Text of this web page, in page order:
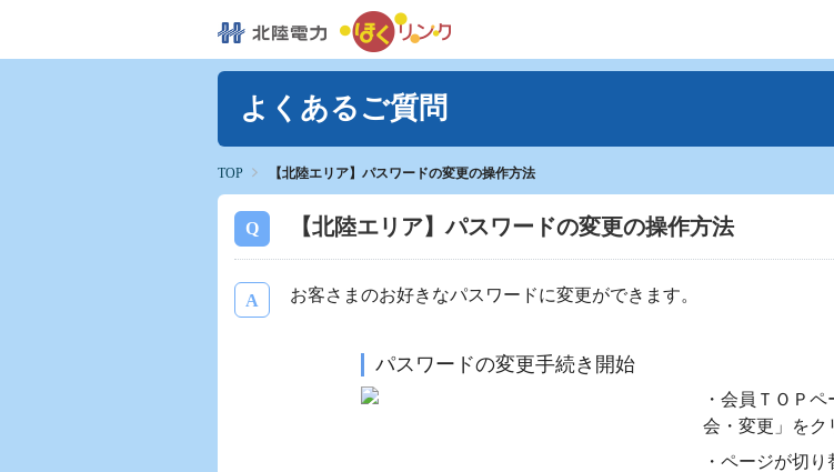
よくあるご質問
TOP 【北陸エリア】パスワードの変更の操作方法
【北陸エリア】パスワードの変更の操作方法
お客さまのお好きなパスワードに変更ができます。
パスワードの変更手続き開始
・会員ＴＯＰ
会・変更」をク
・ページが切